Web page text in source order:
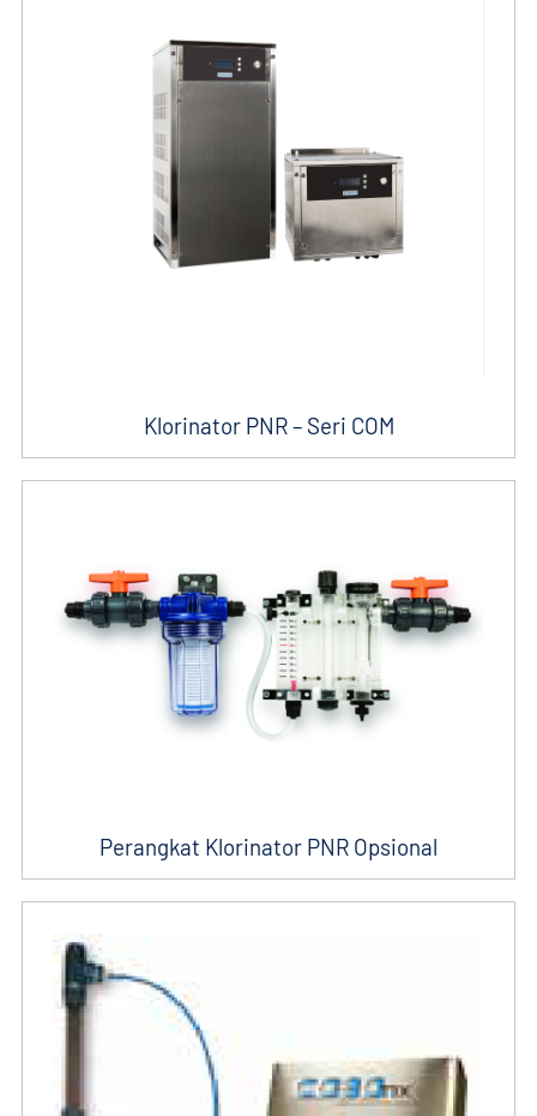
Klorinator PNR – Seri COM
Perangkat Klorinator PNR Opsional